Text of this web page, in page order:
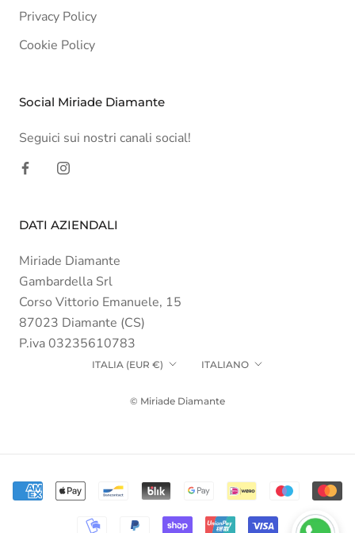
Privacy Policy
Cookie Policy
Social Miriade Diamante
Seguici sui nostri canali social!
DATI AZIENDALI
Miriade Diamante
Gambardella Srl
Corso Vittorio Emanuele, 15
87023 Diamante (CS)
P.iva 03235610783
Paese/Area
ITALIA (EUR €) Lingua
ITALIANO
© Miriade Diamante